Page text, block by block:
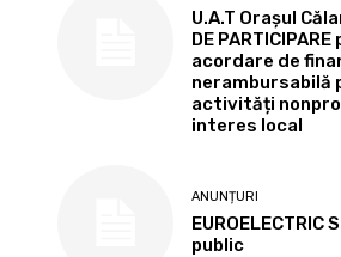
U.A.T Orașul
DE
acordare de
nerambursabilă
activități
interes local
ANUNȚURI
EUROELECTRIC
public